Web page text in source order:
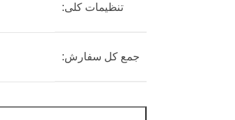
تنظیمات کلی:
جمع کل سفارش: